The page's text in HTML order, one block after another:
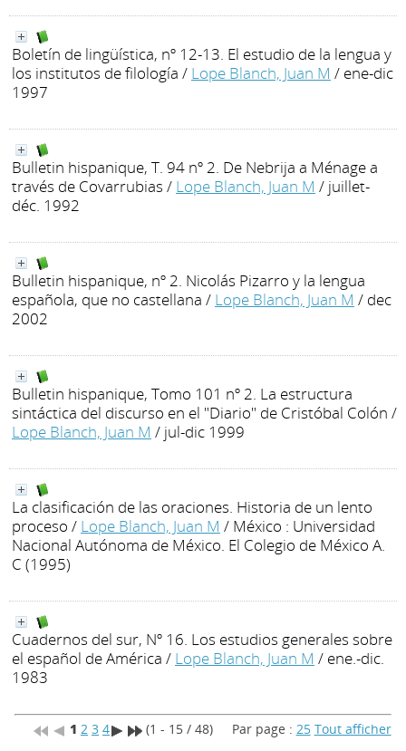
Boletín de lingüística, nº 12-13. El estudio de la lengua y
los institutos de filología / Lope Blanch, Juan M / ene-dic
1997
Bulletin hispanique, T. 94 nº 2. De Nebrija a Ménage a
través de Covarrubias / Lope Blanch, Juan M / juillet-
déc. 1992
Bulletin hispanique, nº 2. Nicolás Pizarro y la lengua
española, que no castellana / Lope Blanch, Juan M / dec
2002
Bulletin hispanique, Tomo 101 nº 2. La estructura
sintáctica del discurso en el "Diario" de Cristóbal Colón /
Lope Blanch, Juan M / jul-dic 1999
La clasificación de las oraciones. Historia de un lento
proceso / Lope Blanch, Juan M / México : Universidad
Nacional Autónoma de México. El Colegio de México A.
C (1995)
Cuadernos del sur, Nº 16. Los estudios generales sobre
el español de América / Lope Blanch, Juan M / ene.-dic.
1983
1 2 3 4 (1 - 15 / 48) Par page : 25 Tout afficher